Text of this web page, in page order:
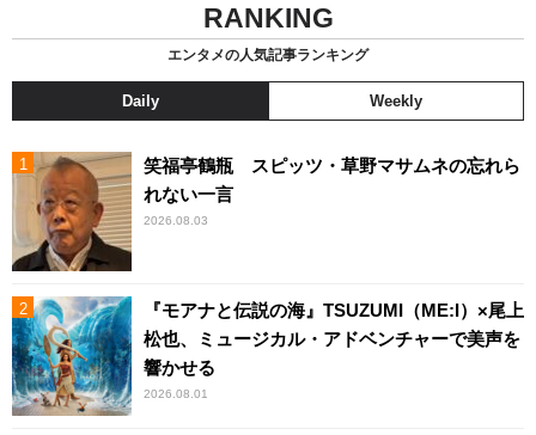
RANKING
エンタメの人気記事ランキング
Daily Weekly
笑福亭鶴瓶 スピッツ・草野マサムネの忘れら
れない一言
2026.08.03
『モアナと伝説の海』TSUZUMI（ME:I）×尾上
松也、ミュージカル・アドベンチャーで美声を
響かせる
2026.08.01